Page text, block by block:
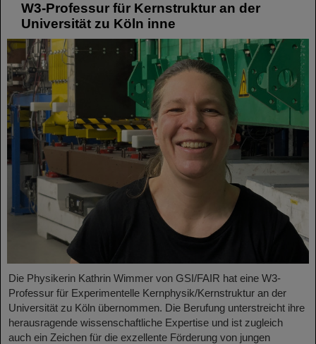
W3-Professur für Kernstruktur an der
Universität zu Köln inne
Die Physikerin Kathrin Wimmer von GSI/FAIR hat eine W3-
Professur für Experimentelle Kernphysik/Kernstruktur an der
Universität zu Köln übernommen. Die Berufung unterstreicht ihre
herausragende wissenschaftliche Expertise und ist zugleich
auch ein Zeichen für die exzellente Förderung von jungen